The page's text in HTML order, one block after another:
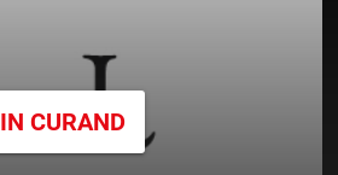
IN CURAND